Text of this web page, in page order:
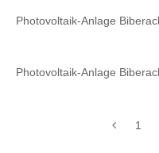
Photovoltaik-Anlage
Photovoltaik-Anlage
1